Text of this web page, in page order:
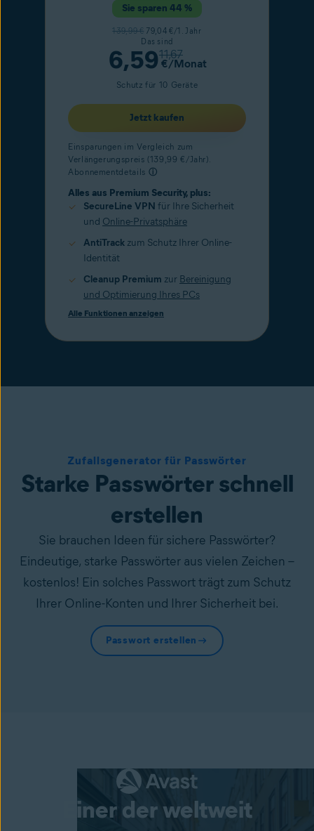
Sie sparen 44 %
139,99 € 79,04 €/1. Jahr
Das sind
6,5911,67
€/Monat
Schutz für 10 Geräte
Jetzt kaufen
Einsparungen im Vergleich zum
Verlängerungspreis (139,99 €/Jahr).
Abonnementdetails ⓘ
Alles aus Premium Security, plus:
SecureLine VPN für Ihre Sicherheit
und Online-Privatsphäre
AntiTrack zum Schutz Ihrer Online-
Identität
Cleanup Premium zur Bereinigung
und Optimierung Ihres PCs
Alle Funktionen anzeigen
Zufallsgenerator für Passwörter
Starke Passwörter schnell
erstellen
Sie brauchen Ideen für sichere Passwörter?
Eindeutige, starke Passwörter aus vielen Zeichen –
kostenlos! Ein solches Passwort trägt zum Schutz
Ihrer Online-Konten und Ihrer Sicherheit bei.
Passwort erstellen
Einer der weltweit